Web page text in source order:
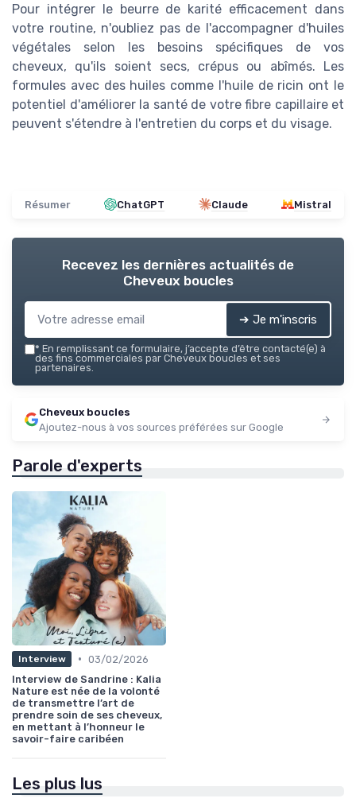
Pour intégrer le beurre de karité efficacement dans
votre routine, n'oubliez pas de l'accompagner d'huiles
végétales selon les besoins spécifiques de vos
cheveux, qu'ils soient secs, crépus ou abîmés. Les
formules avec des huiles comme l'huile de ricin ont le
potentiel d'améliorer la santé de votre fibre capillaire et
peuvent s'étendre à l'entretien du corps et du visage.
Résumer ChatGPT Claude Mistral
Recevez les dernières actualités de
Cheveux boucles
➔ Je m'inscris
* En remplissant ce formulaire, j’accepte d’être contacté(e) à
des fins commerciales par Cheveux boucles et ses
partenaires.
Cheveux boucles
Ajoutez-nous à vos sources préférées sur Google
Parole d'experts
Interview • 03/02/2026
Interview de Sandrine : Kalia
Nature est née de la volonté
de transmettre l’art de
prendre soin de ses cheveux,
en mettant à l’honneur le
savoir-faire caribéen
Les plus lus